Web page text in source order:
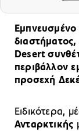
Desert
περιβάλλον
προσεχή
Ειδικότερα,
Ανταρκτικής